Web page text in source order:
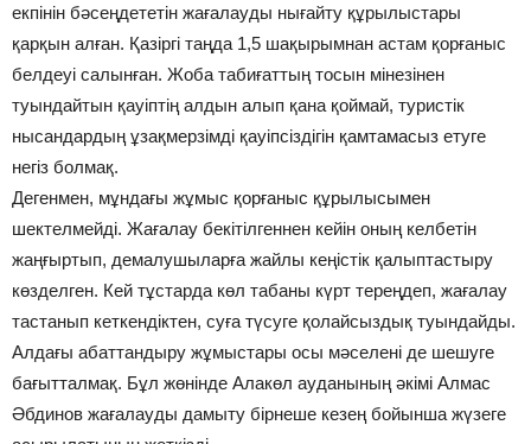
екпінін бәсеңдететін жағалауды нығайту құрылыстары
қарқын алған. Қазіргі таңда 1,5 шақырымнан астам қорғаныс
белдеуі салынған. Жоба табиғаттың тосын мінезінен
туындайтын қауіптің алдын алып қана қоймай, туристік
нысандардың ұзақмерзімді қауіпсіздігін қамтамасыз етуге
негіз болмақ.
Дегенмен, мұндағы жұмыс қорғаныс құрылысымен
шектелмейді. Жағалау бекітілгеннен кейін оның келбетін
жаңғыртып, демалушыларға жайлы кеңістік қалыптастыру
көзделген. Кей тұстарда көл табаны күрт тереңдеп, жағалау
тастанып кеткендіктен, суға түсуге қолайсыздық туындайды.
Алдағы абаттандыру жұмыстары осы мәселені де шешуге
бағытталмақ. Бұл жөнінде Алакөл ауданының әкімі Алмас
Әбдинов жағалауды дамыту бірнеше кезең бойынша жүзеге